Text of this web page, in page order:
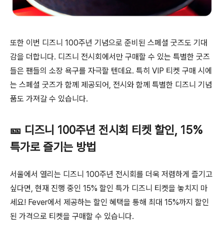
또한 이번 디즈니 100주년 기념으로 준비된 스페셜 굿즈도 기대
감을 더합니다. 디즈니 전시회에서만 구매할 수 있는 특별한 굿즈
들은 팬들의 소장 욕구를 자극할 텐데요. 특히 VIP 티켓 구매 시에
는 스페셜 굿즈가 함께 제공되어, 전시와 함께 특별한 디즈니 기념
품도 가져갈 수 있습니다.
🎫 디즈니 100주년 전시회 티켓 할인, 15%
특가로 즐기는 방법
서울에서 열리는 디즈니 100주년 전시회를 더욱 저렴하게 즐기고
싶다면, 현재 진행 중인 15% 할인 특가 디즈니 티켓을 놓치지 마
세요! Fever에서 제공하는 할인 혜택을 통해 최대 15%까지 할인
된 가격으로 티켓을 구매할 수 있습니다.